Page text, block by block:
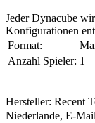
Jeder Dynacube
Konfigurationen
Format:
Anzahl Spieler: 1
Hersteller: Recent
Niederlande, E-